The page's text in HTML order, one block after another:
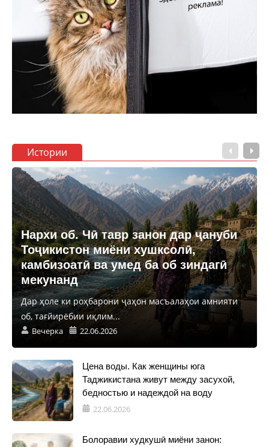
Истории
Нархи об. Чӣ тавр занон дар ҷануби
Тоҷикистон миёни хушксолӣ,
камбизоатӣ ва умед ба об зиндагӣ
мекунанд
Дар ҳоле ки роҳбарони ҷаҳон масъалаҳои амнияти
об, тағйирёбии иқлим...
Вечерка 22.06.2026
Цена воды. Как женщины юга
Таджикистана живут между засухой,
бедностью и надеждой на воду
22.06.2026
Болоравии худкушӣ миёни занон: